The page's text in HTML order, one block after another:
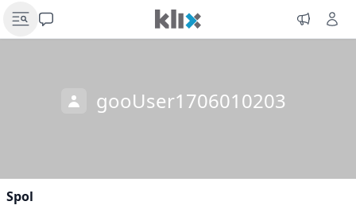
gooUser1706010203
Spol